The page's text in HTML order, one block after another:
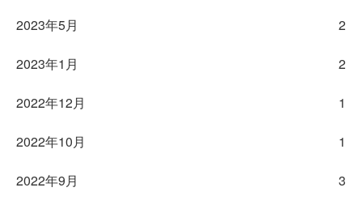
2023年5月 2
2023年1月 2
2022年12月 1
2022年10月 1
2022年9月 3